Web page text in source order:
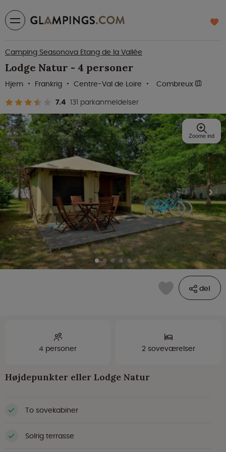
Camping Seasonova Etang de la Vallée
Lodge Natur - 4 personer
7.4 131 parkanmeldelser
Hjem Frankrig Centre-Val de Loire Combreux
del
Zoome ind
4 personer 2 soveværelser
Højdepunkter eller Lodge Natur
To sovekabiner
Solrig terrasse